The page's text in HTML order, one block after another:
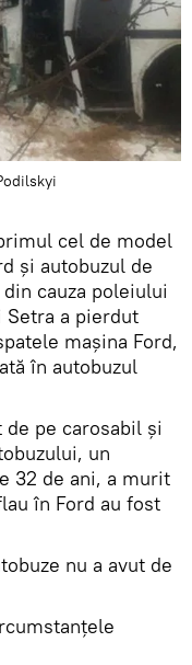
cel de model
și autobuzul de
cauza poleiului
Setra a pierdut
mașina Ford,
în autobuzul
pe carosabil și
un
32 de ani, a murit
în Ford au fost
nu a avut de